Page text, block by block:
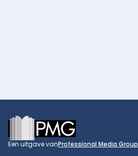
Footer
Een uitgave vanProfessional Media Group